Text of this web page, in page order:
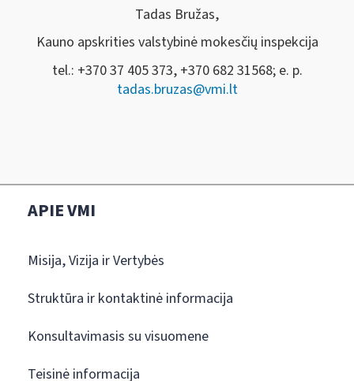
Tadas Bružas,
Kauno apskrities valstybinė mokesčių inspekcija
tel.: +370 37 405 373, +370 682 31568; e. p.
tadas.bruzas@vmi.lt
APIE VMI
Misija, Vizija ir Vertybės
Struktūra ir kontaktinė informacija
Konsultavimasis su visuomene
Teisinė informacija